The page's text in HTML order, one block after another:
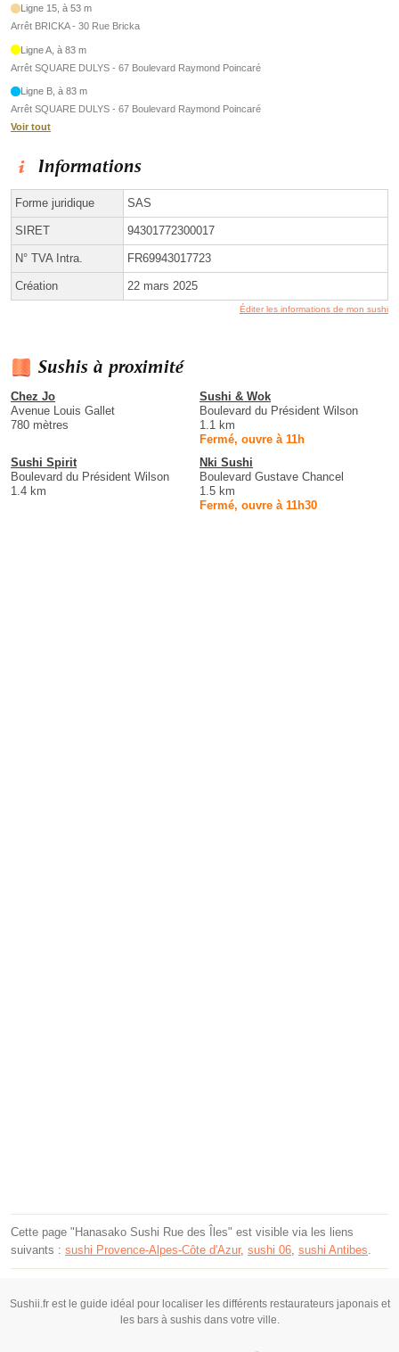
Ligne 15, à 53 m
Arrêt BRICKA - 30 Rue Bricka
Ligne A, à 83 m
Arrêt SQUARE DULYS - 67 Boulevard Raymond Poincaré
Ligne B, à 83 m
Arrêt SQUARE DULYS - 67 Boulevard Raymond Poincaré
Voir tout
Informations
Forme juridique SAS
SIRET 94301772300017
N° TVA Intra. FR69943017723
Création 22 mars 2025
Éditer les informations de mon sushi
Sushis à proximité
Chez Jo
Avenue Louis Gallet
780 mètres
Sushi & Wok
Boulevard du Président Wilson
1.1 km
Fermé, ouvre à 11h
Sushi Spirit
Boulevard du Président Wilson
1.4 km
Nki Sushi
Boulevard Gustave Chancel
1.5 km
Fermé, ouvre à 11h30
Cette page "Hanasako Sushi Rue des Îles" est visible via les liens
suivants : sushi Provence-Alpes-Côte d'Azur, sushi 06, sushi Antibes.
Sushii.fr est le guide idéal pour localiser les différents restaurateurs japonais et
les bars à sushis dans votre ville.